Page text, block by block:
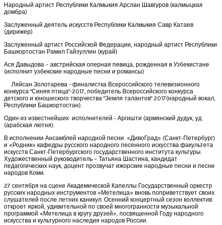
Народный артист Республики Калмыкия Арслан Шавгуров (калмыцкая
домбра)
Заслуженный деятель искусств Республики Калмыкия Савр Катаев
(дирижер)
Заслуженный артист Российской Федерации, народный артист Республики
Башкортостан Рамил Гайзуллин (курай)
Ася Давыдова – австрийская оперная певица, рожденная в Узбекистане
(исполнит узбекские народные песни и романсы)
Ляйсан Золотарева - финалистка Всероссийского телевизионного
конкурса "Синяя птица"-2017, победитель Всероссийского конкурса
детского и юношеского творчества "Земля талантов" 2017(народный вокал,
Республики Башкортостан).
Один из известнейших исполнителей - Аргишти (армянский дудук, уд
(арабская лютня).
В исполнении Ансамблей народной песни «ДивоГрад» (Санкт-Петербург)
и «Родник» кафедры русского народного песенного искусства факультета
искусств Санкт-Петербургского государственного института культуры.
Художественный руководитель – Татьяна Шастина, кандидат
педагогических наук, доцент прозвучат ижорские народные песни и песни
народов Коми.
27 сентября на сцене Академической Капеллы Государственный оркестр
русских народных инструментов «Метелица» вновь поприветствует своих
слушателей после летних каникул. Осенний концертный сезон коллектив
откроет яркой, удивительной по своей многогранности музыкальной
программой «Метелица в кругу друзей», посвященной Году народного
искусства и культурного наследия народов России.